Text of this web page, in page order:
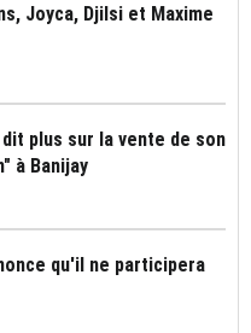
Joyca, Djilsi et Maxime
plus sur la vente de son
à Banijay
qu'il ne participera